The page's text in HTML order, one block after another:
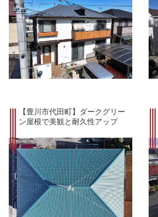
【豊川市代田町】ダークグリー
ン屋根で美観と耐久性アップ